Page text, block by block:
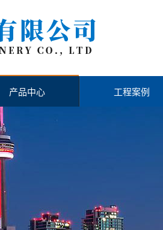
产品中心 工程案例